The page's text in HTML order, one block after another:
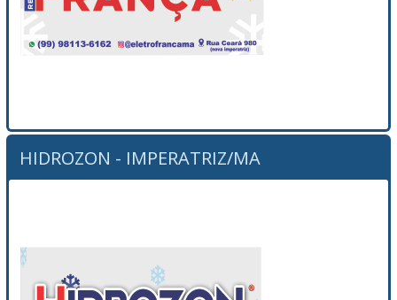
HIDROZON - IMPERATRIZ/MA